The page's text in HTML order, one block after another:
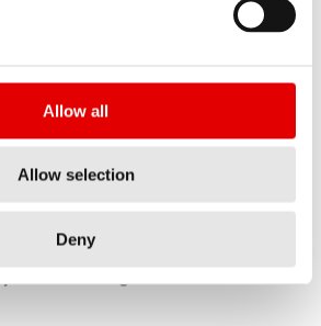
Allow all
Allow selection
Deny
ze względu na
porównaniu z felgą o tej samej
masa ze względu na dłuższe
materiału felgi.